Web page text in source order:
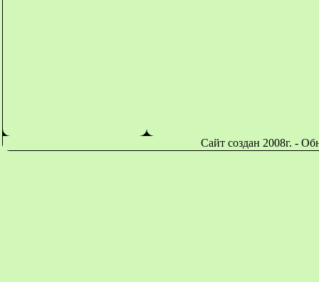
Сайт создан 2008г. -